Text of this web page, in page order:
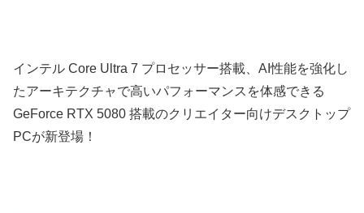
インテル Core Ultra 7 プロセッサー搭載、AI性能を強化し
たアーキテクチャで高いパフォーマンスを体感できる
GeForce RTX 5080 搭載のクリエイター向けデスクトップ
PCが新登場！